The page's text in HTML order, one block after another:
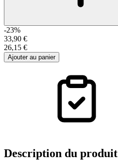
-23%
33,90 €
26,15 €
Ajouter au panier
Description du produit